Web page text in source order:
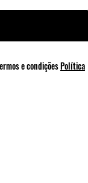
e condiçõesPolítica